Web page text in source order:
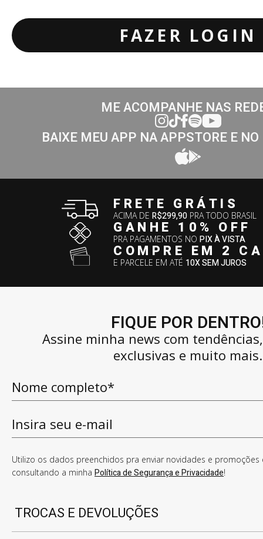
FAZER LOGIN
ME ACOMPANHE NAS
BAIXE MEU APP NA APPSTORE E
FRETE GRÁTIS
ACIMA DER$299,90 PRA TODO BRASIL
GANHE 10% OFF
PRA PAGAMENTOS NOPIX À VISTA
COMPRE EM 2
E PARCELE EM ATÉ 10X SEM JUROS
FIQUE POR
Assine minha news com
exclusivas e muito mais.
Utilizo os dados preenchidos pra enviar novidades e promoções
consultando a minha Política de Segurança e Privacidade!
TROCAS E DEVOLUÇÕES